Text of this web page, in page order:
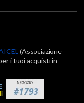
(Associazione
i tuoi acquisti in